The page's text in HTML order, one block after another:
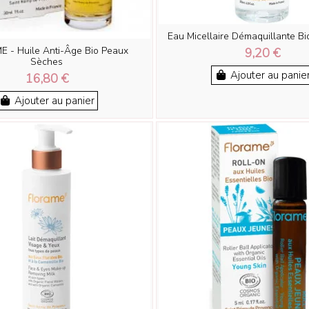
- Huile Anti-Âge Bio Peaux
Sèches
16,80 €
Ajouter au panier
Eau Micellaire Démaquillante
9,20 €
Ajouter au